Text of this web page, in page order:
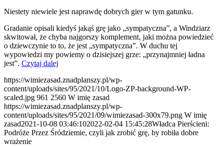
Niestety niewiele jest naprawdę dobrych gier w tym gatunku.
Gradanie opisali kiedyś jakąś grę jako „sympatyczna”, a Windziarz
skwitował, że chyba najgorszy komplement, jaki można powiedzieć
o dziewczynie to to, że jest „sympatyczna”. W duchu tej
wypowiedzi my powiemy o dzisiejszej grze: „przynajmniej ładna
jest”. Czytaj dalej
https://wimiezasad.znadplanszy.pl/wp-
content/uploads/sites/95/2021/10/Logo-ZP-background-WP-
scaled.jpg 961 2560 W imię zasad
https://wimiezasad.znadplanszy.pl/wp-
content/uploads/sites/95/2021/09/wimiezasad-300x79.png W imię
zasad2021-10-08 03:46:102022-02-04 15:45:28Władca Pierścieni:
Podróże Przez Śródziemie, czyli jak zrobić grę, by robiła dobre
wrażenie